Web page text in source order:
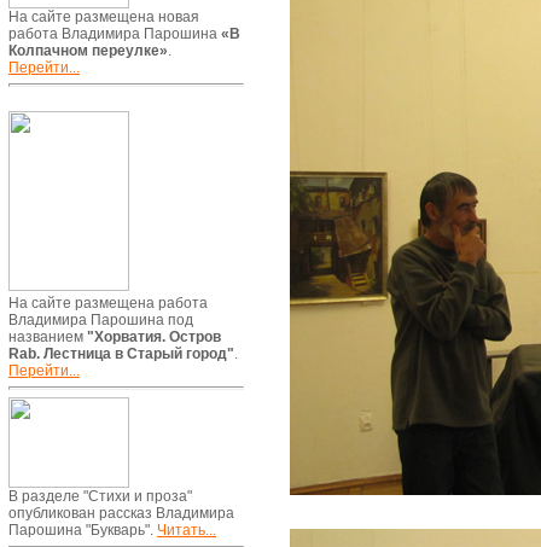
На сайте размещена новая
работа Владимира Парошина «В
Колпачном переулке».
Перейти...
На сайте размещена работа
Владимира Парошина под
названием "Хорватия. Остров
Rab. Лестница в Старый город".
Перейти...
В разделе "Стихи и проза"
опубликован рассказ Владимира
Парошина "Букварь". Читать...